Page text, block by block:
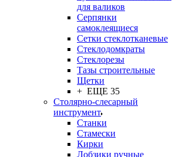
для валиков
Серпянки
самоклеящиеся
Сетки стеклотканевые
Стеклодомкраты
Стеклорезы
Тазы строительные
Щетки
+ ЕЩЕ 35
Столярно-слесарный
инструмент
Станки
Стамески
Кирки
Лобзики ручные